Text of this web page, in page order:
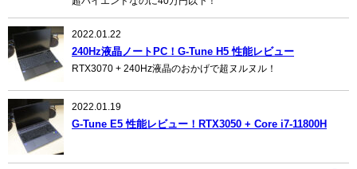
2022.01.22
240Hz液晶ノートPC！G-Tune H5 性能レビュー
RTX3070 + 240Hz液晶のおかげで超ヌルヌル！
2022.01.19
G-Tune E5 性能レビュー！RTX3050 + Core i7-11800H